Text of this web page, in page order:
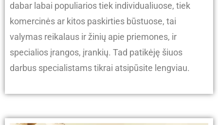
dabar labai populiarios tiek individualiuose, tiek
komercinės ar kitos paskirties būstuose, tai
valymas reikalaus ir žinių apie priemones, ir
specialios įrangos, įrankių. Tad patikėję šiuos
darbus specialistams tikrai atsipūsite lengviau.